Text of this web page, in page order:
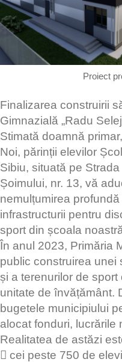
Proiect
Finalizarea construirii
Gimnazială „Radu
Stimată doamnă primar,
Noi, părinții elevilor
Sibiu, situată pe Strada
Șoimului, nr. 13, vă
nemulțumirea
infrastructurii pentru
sport din școala
În anul 2023, Primăria
public construirea unei
și a terenurilor de
unitate de învățământ.
bugetele municipiului
alocat fonduri, lucrările
Realitatea de astăzi
 cei peste 750 de